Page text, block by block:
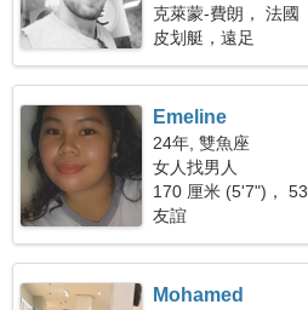
克萊蒙-費朗， 法國
皮划艇，遠足
Emeline
24年, 雙魚座
女人找男人
170 厘米 (5'7")，
友誼
Mohamed